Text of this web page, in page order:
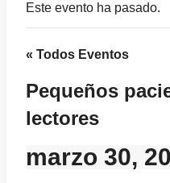
Este evento ha pasado.
« Todos Eventos
Pequeños
lectores
marzo 30,